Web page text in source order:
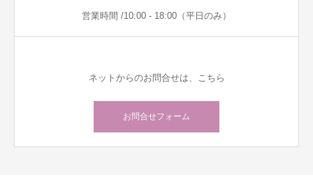
営業時間 /10:00 - 18:00（平日のみ）
ネットからのお問合せは、こちら
お問合せフォーム